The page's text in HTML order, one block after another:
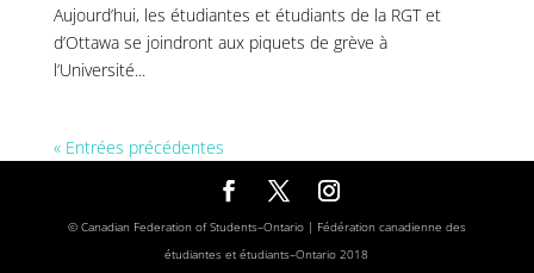
Aujourd’hui, les étudiantes et étudiants de la RGT et
d’Ottawa se joindront aux piquets de grève à
l’Université...
« Entrées précédentes
© Canadian Federation of Students–Ontario | Fédération canadienne des
étudiantes et étudiants–Ontario 2018